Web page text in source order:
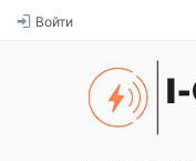
Войти